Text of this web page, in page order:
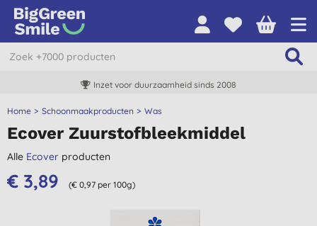
Inzet voor duurzaamheid sinds 2008
Home Schoonmaakproducten Was
Ecover Zuurstofbleekmiddel
Alle Ecover producten
€ 3,89 (€ 0,97 per 100g)